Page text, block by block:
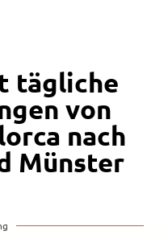
tägliche
von
nach
Münster